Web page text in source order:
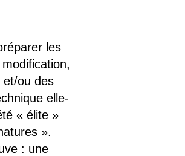
les
et/ou des
elle-
« élite »
».
: une